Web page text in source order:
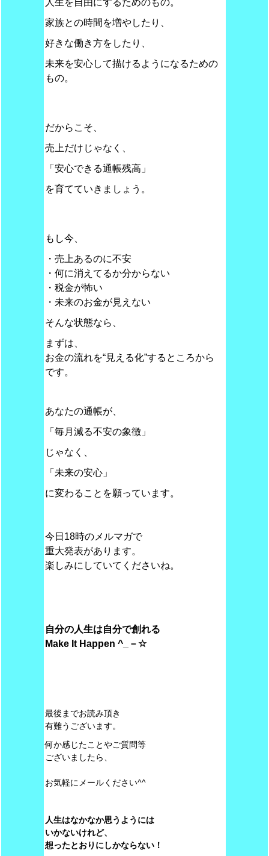
人生を自由にするためのもの。
家族との時間を増やしたり、
好きな働き方をしたり、
未来を安心して描けるようになるための
もの。
だからこそ、
売上だけじゃなく、
「安心できる通帳残高」
を育てていきましょう。
もし今、
・売上あるのに不安
・何に消えてるか分からない
・税金が怖い
・未来のお金が見えない
そんな状態なら、
まずは、
お金の流れを“見える化”するところから
です。
あなたの通帳が、
「毎月減る不安の象徴」
じゃなく、
「未来の安心」
に変わることを願っています。
今日18時のメルマガで
重大発表があります。
楽しみにしていてくださいね。
自分の人生は自分で創れる
MakeIt Happen ^_－☆
最後までお読み頂き
有難うございます。
何か感じたことやご質問等
ございましたら、
お気軽にメールください^^
人生はなかなか思うようには
いかないけれど、
想ったとおりにしかならない！